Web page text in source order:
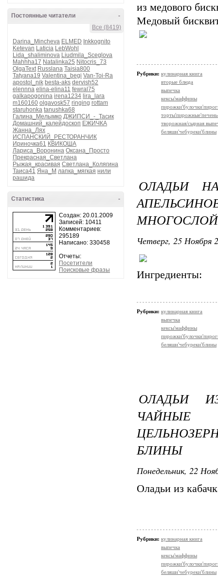
-
Постоянные читатели
Все (8419)
Darina_Mincheva ELMED Inkkognito
Ketevan Laticia LebWohl
Lida_shaliminova Liudmila_Sceglova
Mahhha17 Natalinka25 Nitocris_73
OlgaText Russlana Taisia800
Tatyana19 Valentina_begi Van-Toi-Ra
apostol_nik besta-aks dervish52
elennna elina-elina11 fewral75
galkapogonina irena1234 lira_lara
m160160 olgavosk57 ringing rottam
staruhonka tanushka68
Галина_Мелымко ДЖИПСИ_-_Тасик
Домашний_калейдоскоп ЕЖИЧКА
Жанна_Лях
ИСПАНСКИЙ_РЕСТОРАНЧИК
Ириночка61 КВИКОША
Лариса_Воронина Оксана_Просто
Прекрасная_Светлана
Рыжая_красивая Светлана_Колягина
Таиса41 Яна_М лапка_мягкая нили
рашида
-
Статистика
Создан: 20.01.2009
Записей: 10411
Комментариев:
295189
Написано: 330458
Отчеты:
Посетители
Поисковые фразы
из медового
Медовый
Рубрики: кулинарная книга
вторые блюда
выпечка
кексы'маффины
творожная/сырная
беляши'чебуреки'блины
ОЛАДЬИ
Четверг, 25 Ноября
Ингредиенты:
Рубрики: кулинарная книга
выпечка
кексы'маффины
беляши'чебуреки'блины
ОЛАДЬИ
ЧАЙНЫЕ
БЛИНЫ
Понедельник, 22
Оладьи из
Рубрики: кулинарная книга
выпечка
кексы'маффины
беляши'чебуреки'блины